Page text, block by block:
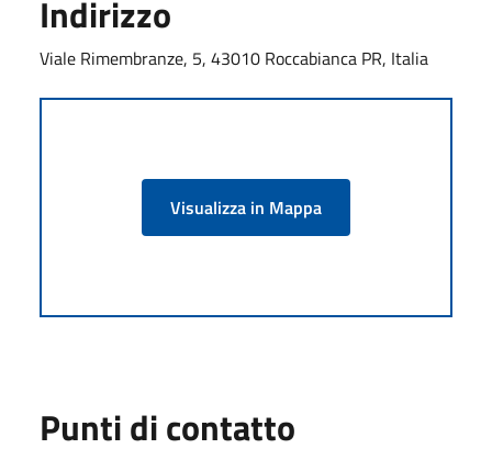
Indirizzo
Viale Rimembranze, 5, 43010 Roccabianca PR, Italia
Visualizza in Mappa
Punti di contatto